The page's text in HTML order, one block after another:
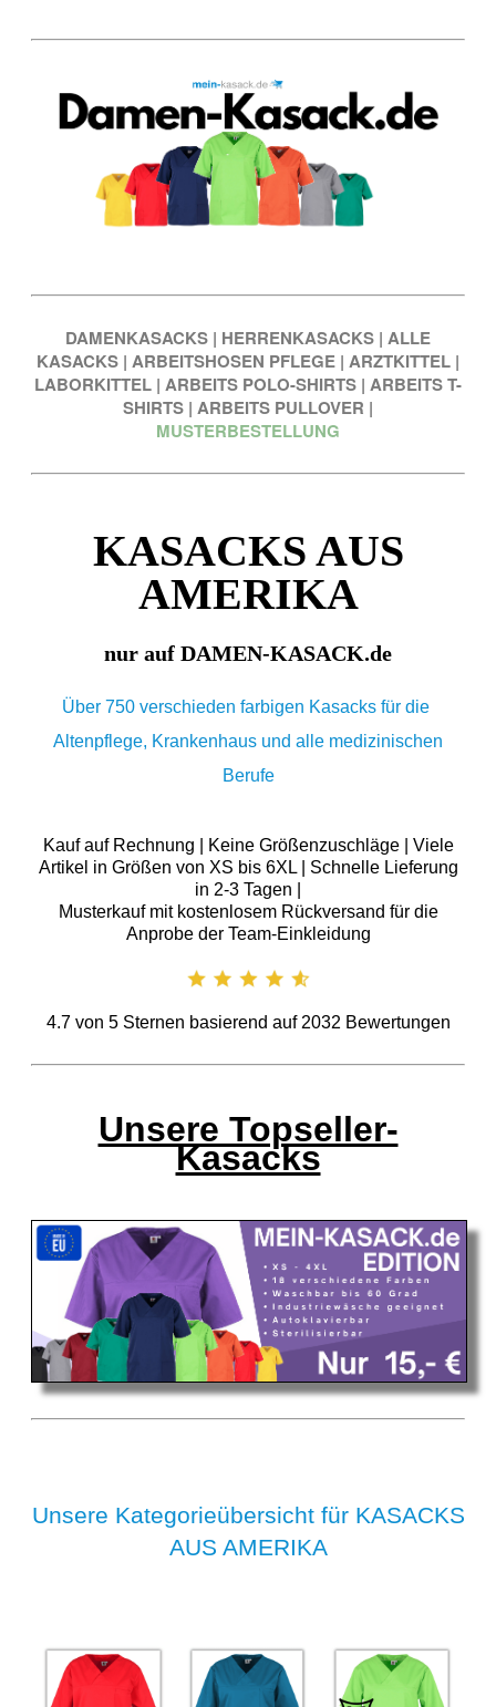
DAMENKASACKS | HERRENKASACKS | ALLE
KASACKS | ARBEITSHOSEN PFLEGE | ARZTKITTEL |
LABORKITTEL | ARBEITS POLO-SHIRTS | ARBEITS T-
SHIRTS | ARBEITS PULLOVER |
MUSTERBESTELLUNG
KASACKS AUS
AMERIKA
nur auf DAMEN-KASACK.de
Über 750 verschieden farbigen Kasacks für die
Altenpflege, Krankenhaus und alle medizinischen
Berufe
Kauf auf Rechnung | Keine Größenzuschläge | Viele
Artikel in Größen von XS bis 6XL | Schnelle Lieferung
in 2-3 Tagen |
Musterkauf mit kostenlosem Rückversand für die
Anprobe der Team-Einkleidung
4.7von 5Sternen basierend auf 2032 Bewertungen
Unsere Topseller-
Kasacks
Unsere Kategorieübersicht für KASACKS
AUS AMERIKA